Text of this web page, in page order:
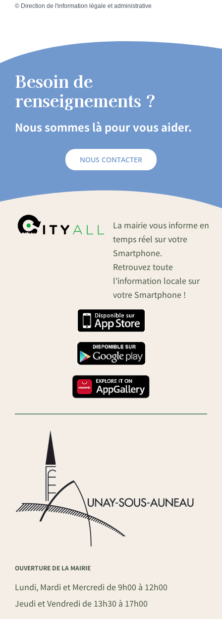
© Direction de l'information légale et administrative
Besoin de
renseignements ?
Nous sommes là pour vous aider.
NOUS CONTACTER
La mairie vous informe en
temps réel sur votre
Smartphone.
Retrouvez toute
l’information locale sur
votre Smartphone !
OUVERTURE DE LA MAIRIE
Lundi, Mardi et Mercredi de 9h00 à 12h00
Jeudi et Vendredi de 13h30 à 17h00